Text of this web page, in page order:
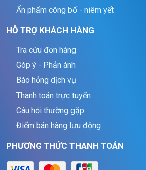
Ấn phẩm công bố - niêm yết
HỖ TRỢ KHÁCH HÀNG
Tra cứu đơn hàng
Góp ý - Phản ánh
Báo hỏng dịch vụ
Thanh toán trực tuyến
Câu hỏi thường gặp
Điểm bán hàng lưu động
PHƯƠNG THỨC THANH TOÁN